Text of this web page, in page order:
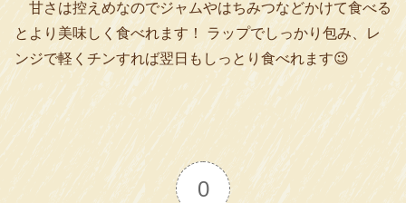
甘さは控えめなのでジャムやはちみつなどかけて食べる
とより美味しく食べれます！ ラップでしっかり包み、レ
ンジで軽くチンすれば翌日もしっとり食べれます😉
0